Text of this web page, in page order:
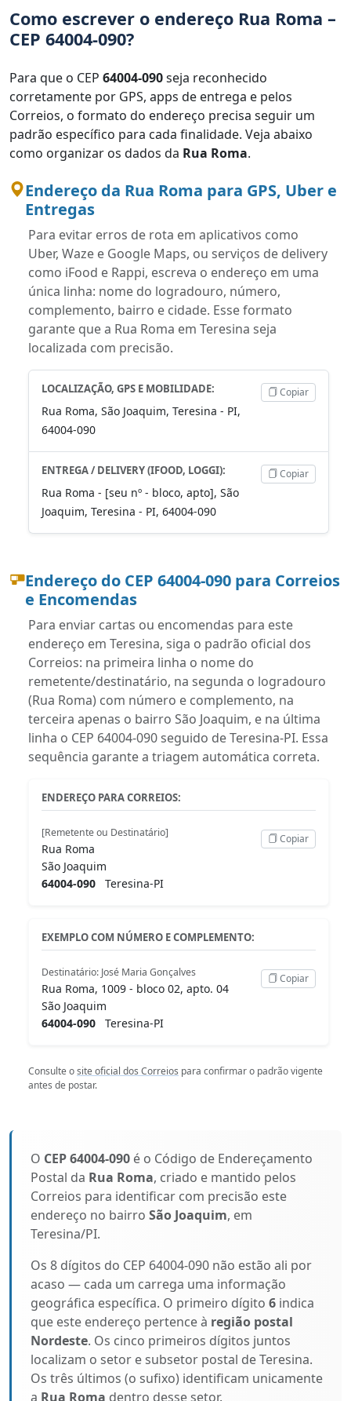
Como escrever o endereço Rua Roma –
CEP 64004-090?
Para que o CEP 64004-090seja reconhecido
corretamente por GPS, apps de entrega e pelos
Correios, o formato do endereço precisa seguir um
padrão específico para cada finalidade. Veja abaixo
como organizar os dados da Rua Roma.
Endereço da Rua Roma para GPS, Uber e
Entregas
Para evitar erros de rota em aplicativos como
Uber, Waze e Google Maps, ou serviços de delivery
como iFood e Rappi, escreva o endereço em uma
única linha: nome do logradouro, número,
complemento, bairro e cidade. Esse formato
garante que a Rua Roma em Teresina seja
localizada com precisão.
LOCALIZAÇÃO, GPS E MOBILIDADE:
Rua Roma, São Joaquim, Teresina - PI,
64004-090
Copiar
ENTREGA / DELIVERY (IFOOD, LOGGI):
Rua Roma - [seu nº - bloco, apto], São
Joaquim, Teresina - PI, 64004-090
Copiar
Endereço do CEP 64004-090 para Correios
e Encomendas
Para enviar cartas ou encomendas para este
endereço em Teresina, siga o padrão oficial dos
Correios: na primeira linha o nome do
remetente/destinatário, na segunda o logradouro
(Rua Roma) com número e complemento, na
terceira apenas o bairro São Joaquim, e na última
linha o CEP 64004-090 seguido de Teresina-PI. Essa
sequência garante a triagem automática correta.
ENDEREÇO PARA CORREIOS:
[Remetente ou Destinatário]
Rua Roma
São Joaquim
64004-090 Teresina-PI
Copiar
EXEMPLO COM NÚMERO E COMPLEMENTO:
Destinatário: José Maria Gonçalves
Rua Roma, 1009 - bloco 02, apto. 04
São Joaquim
64004-090 Teresina-PI
Copiar
Consulte osite oficial dos Correios para confirmar o padrão vigente
antes de postar.
O CEP 64004-090 é o Código de Endereçamento
Postal da Rua Roma, criado e mantido pelos
Correios para identificar com precisão este
endereço no bairro São Joaquim, em
Teresina/PI.
Os 8 dígitos do CEP 64004-090 não estão ali por
acaso — cada um carrega uma informação
geográfica específica. O primeiro dígito 6 indica
que este endereço pertence à região postal
Nordeste. Os cinco primeiros dígitos juntos
localizam o setor e subsetor postal de Teresina.
Os três últimos (o sufixo) identificam unicamente
a Rua Roma dentro desse setor.